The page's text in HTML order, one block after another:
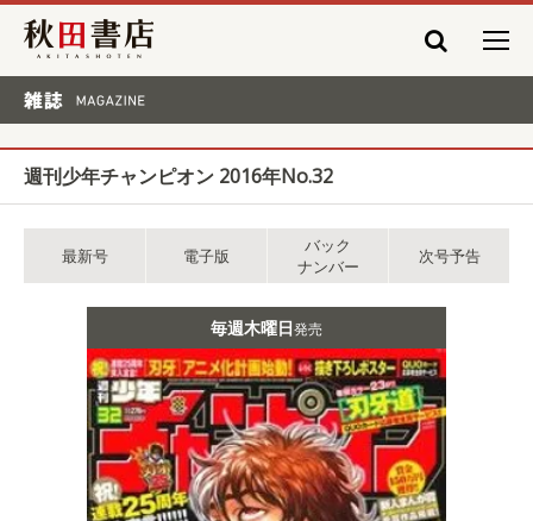
秋田書店
週刊少年チャンピオン 2016年No.32
最新号 電子版
バック
ナンバー
次号予告
毎週木曜日発売